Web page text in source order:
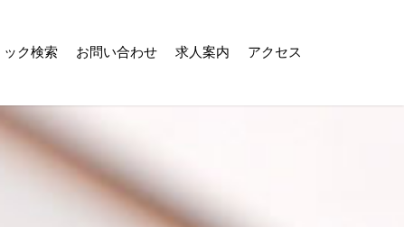
ック検索 お問い合わせ 求人案内 アクセス